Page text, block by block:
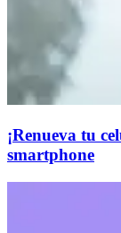
¡Renueva tu
smartphone